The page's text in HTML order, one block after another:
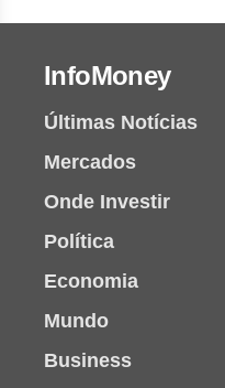
InfoMoney
Últimas Notícias
Mercados
Onde Investir
Política
Economia
Mundo
Business